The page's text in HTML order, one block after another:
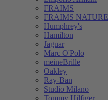
FRAIMS
FRAIMS NATURE
Humphrey's
Hamilton
Jaguar
Marc O'Polo
meineBrille
Oakley
Ray-Ban
Studio Milano
Tommy Hilfiger